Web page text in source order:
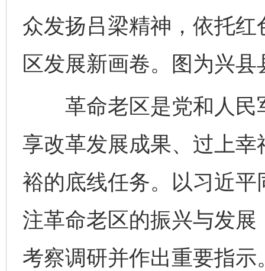
众发扬吕梁精神，依托
区发展新画卷。图为兴
革命老区是党和人民
享改革发展成果、过上
裕的底线任务。以习近
注革命老区的振兴与发
考察调研并作出重要指